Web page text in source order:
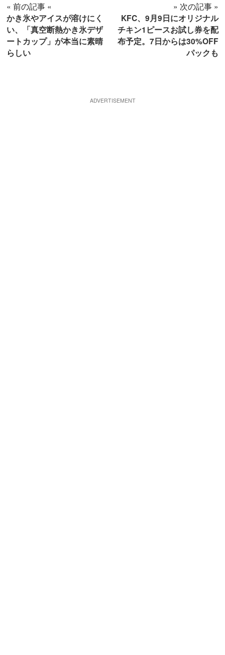
« 前の記事 «
かき氷やアイスが溶けにく
い、「真空断熱かき氷デザ
ートカップ」が本当に素晴
らしい
» 次の記事 »
KFC、9月9日にオリジナル
チキン1ピースお試し券を配
布予定。7日からは30%OFF
パックも